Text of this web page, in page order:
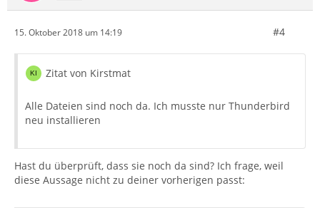
15. Oktober 2018 um 14:19 #4
Zitat von Kirstmat
Alle Dateien sind noch da. Ich musste nur Thunderbird
neu installieren
Hast du überprüft, dass sie noch da sind? Ich frage, weil
diese Aussage nicht zu deiner vorherigen passt: